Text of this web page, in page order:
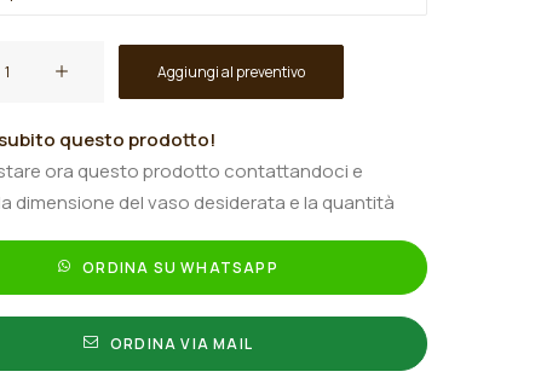
Aggiungi al preventivo
questo prodotto!
ora questo prodotto contattandoci e
dimensione del vaso desiderata e la quantità
ORDINA SU WHATSAPP
ORDINA VIA MAIL